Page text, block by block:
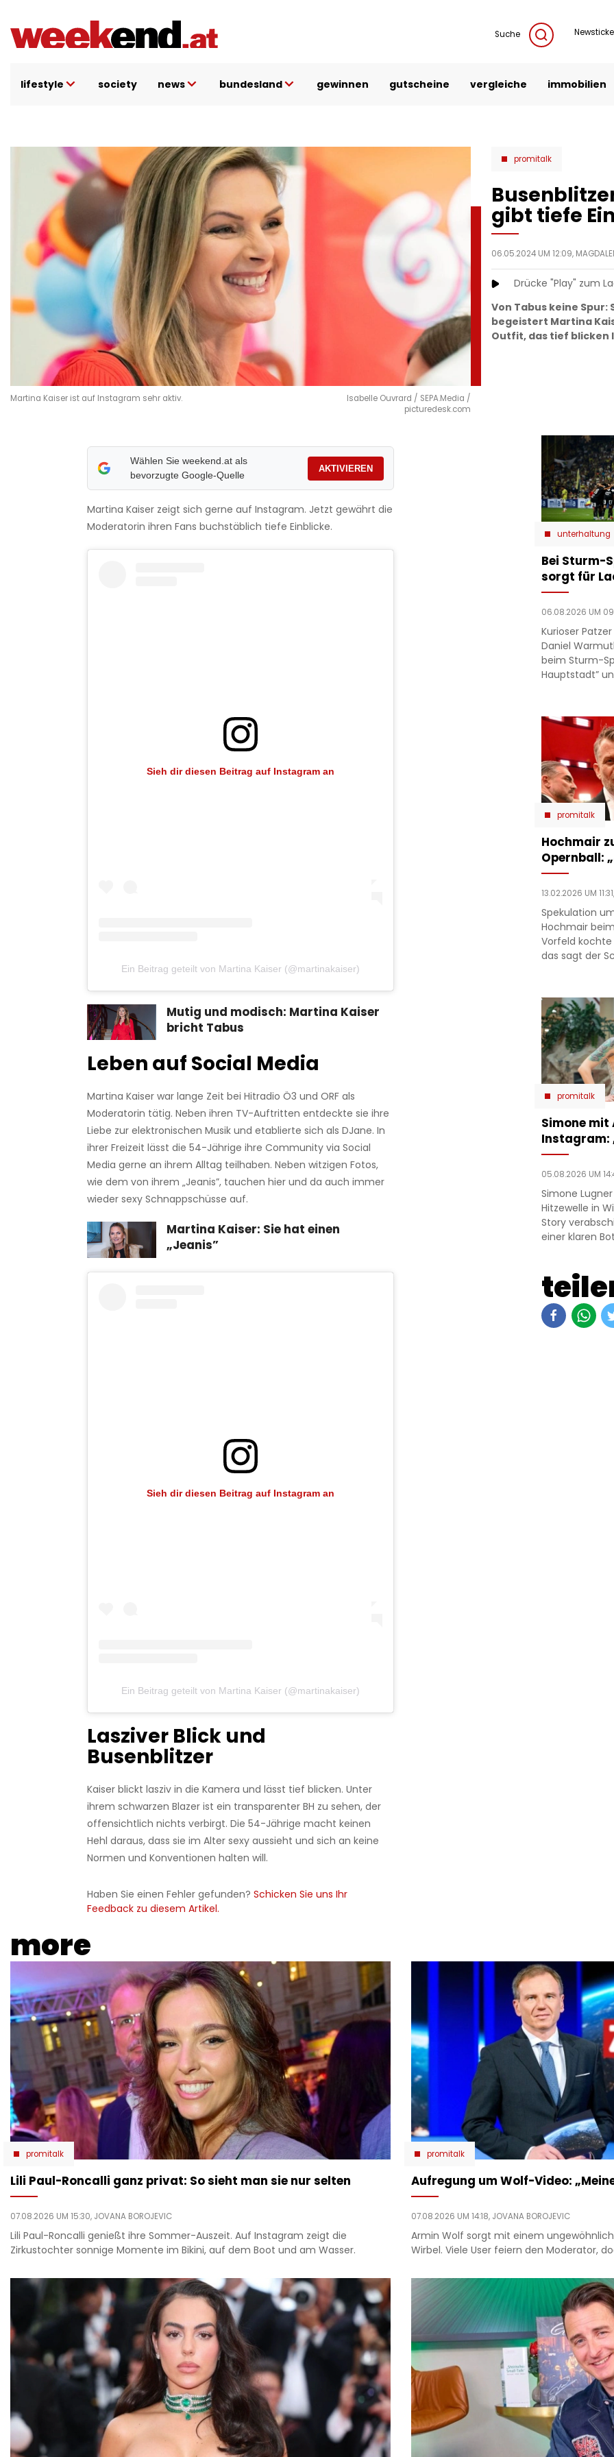
Inhalt
Suche
lifestyle society news bundesland gewinnen gutscheine vergleiche immobilien
Martina Kaiser ist auf Instagram sehr aktiv.
Isabelle Ouvrard / SEPA.Media /
picturedesk.com
promitalk
gibt tiefe
06.05.2024 UM 12:09,
Drücke "Play" zum
Von Tabus keine
begeistert Martina
Outfit, das tief blicken
Wählen Sie weekend.at als
bevorzugte Google-Quelle
AKTIVIEREN
Martina Kaiser zeigt sich gerne auf Instagram. Jetzt gewährt die
Moderatorin ihren Fans buchstäblich tiefe Einblicke.
Sieh dir diesen Beitrag auf Instagram an
Ein Beitrag geteilt von Martina Kaiser (@martinakaiser)
Mutig und modisch: Martina Kaiser
bricht Tabus
Leben auf Social Media
Martina Kaiser war lange Zeit bei Hitradio Ö3 und ORF als
Moderatorin tätig. Neben ihren TV-Auftritten entdeckte sie ihre
Liebe zur elektronischen Musik und etablierte sich als DJane. In
ihrer Freizeit lässt die 54-Jährige ihre Community via Social
Media gerne an ihrem Alltag teilhaben. Neben witzigen Fotos,
wie dem von ihrem „Jeanis”, tauchen hier und da auch immer
wieder sexy Schnappschüsse auf.
Martina Kaiser: Sie hat einen
„Jeanis”
Sieh dir diesen Beitrag auf Instagram an
Ein Beitrag geteilt von Martina Kaiser (@martinakaiser)
Lasziver Blick und
Busenblitzer
Kaiser blickt lasziv in die Kamera und lässt tief blicken. Unter
ihrem schwarzen Blazer ist ein transparenter BH zu sehen, der
offensichtlich nichts verbirgt. Die 54-Jährige macht keinen
Hehl daraus, dass sie im Alter sexy aussieht und sich an keine
Normen und Konventionen halten will.
Haben Sie einen Fehler gefunden?Schicken Sie uns Ihr
Feedback zu diesem Artikel.
unterhaltung
Bei Sturm-
sorgt für
06.08.2026 UM
Kurioser
Daniel
beim Sturm-
Hauptstadt”
promitalk
Hochmair
Opernball:
13.02.2026 UM
Spekulation
Hochmair
Vorfeld
das sagt der
promitalk
Simone mit
Instagram:
05.08.2026 UM
Simone
Hitzewelle in
Story
einer klaren
more
promitalk
Lili Paul-Roncalli ganz privat: So sieht man sie nur selten
07.08.2026 UM 15:30, JOVANA BOROJEVIC
Lili Paul-Roncalli genießt ihre Sommer-Auszeit. Auf Instagram zeigt die
Zirkustochter sonnige Momente im Bikini, auf dem Boot und am Wasser.
promitalk
Aufregung um Wolf-Video:
07.08.2026 UM 14:18, JOVANA BOROJEVIC
Armin Wolf sorgt mit einem
Wirbel. Viele User feiern den Moderator,